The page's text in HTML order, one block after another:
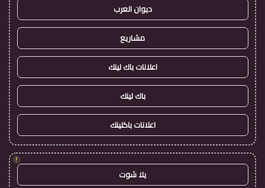
ديوان العرب
مشاريع
اعلانات باك لينك
باك لينك
اعلانات باكلينك
!
يلا شوت